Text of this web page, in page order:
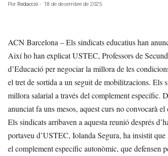
Por Redacció - 18 de desembre de 2025
ACN Barcelona – Els sindicats educatius han
Així ho han explicat USTEC, Professors de
d’Educació per negociar la millora de les
el tret de sortida a un seguit de mobilitzacions. Els
millora salarial a través del complement específic.
anunciat fa uns mesos, aquest curs no convocarà
Els sindicats arribaven a aquesta reunió després
portaveu d’USTEC, Iolanda Segura, ha insistit
el complement específic autonòmic, que defensen